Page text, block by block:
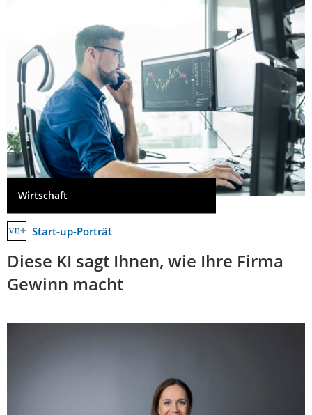
Wirtschaft
Start-up-Porträt
Diese KI sagt Ihnen, wie Ihre Firma
Gewinn macht